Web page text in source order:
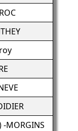
MORGINS